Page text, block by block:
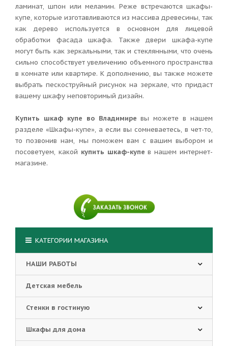
ламинат, шпон или меламин. Реже встречаются шкафы-
купе, которые изготавливаются из массива древесины, так
как дерево используется в основном для лицевой
обработки фасада шкафа. Также двери шкафа-купе
могут быть как зеркальными, так и стеклянными, что очень
сильно способствует увеличению объемного пространства
в комнате или квартире. К дополнению, вы также можете
выбрать пескоструйный рисунок на зеркале, что придаст
вашему шкафу неповторимый дизайн.
Купить шкаф купе во Владимире вы можете в нашем
разделе «Шкафы-купе», а если вы сомневаетесь, в чет-то,
то позвонив нам, мы поможем вам с вашим выбором и
посоветуем, какой купить шкаф-купев нашем интернет-
магазине.
КАТЕГОРИИ МАГАЗИНА
НАШИ РАБОТЫ
Детская мебель
Стенки в гостиную
Шкафы для дома